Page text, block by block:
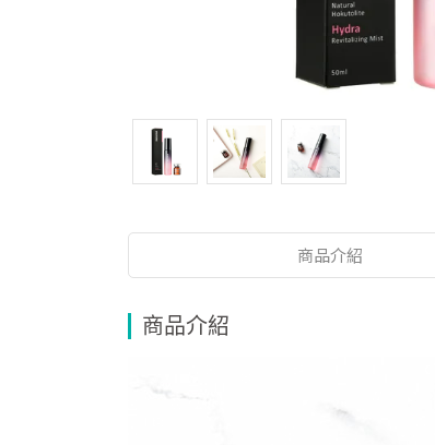
商品介紹
商品介紹